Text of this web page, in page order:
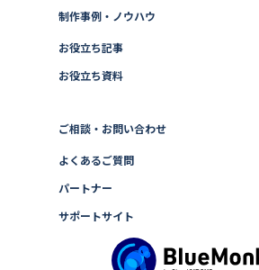
制作事例・ノウハウ
お役立ち記事
お役立ち資料
ご相談・お問い合わせ
よくあるご質問
パートナー
サポートサイト